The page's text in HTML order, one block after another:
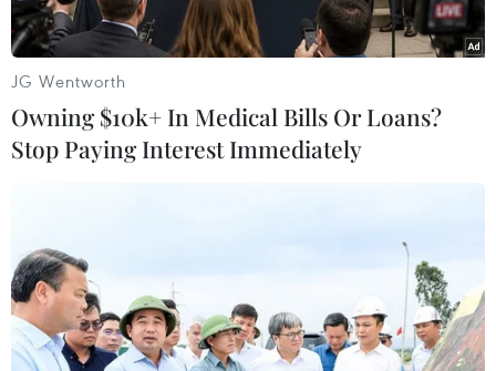
#Chủ tịch nước
#Trương Tấn Sang
Theo dõi VietnamPlus
JG Wentworth
Owning $10k+ In Medical Bills Or Loans?
Stop Paying Interest Immediately